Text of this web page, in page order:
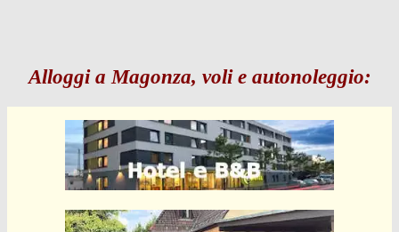
Alloggi a Magonza, voli e autonoleggio: